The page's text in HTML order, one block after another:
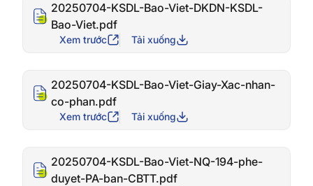
20250704-KSDL-Bao-Viet-DKDN-KSDL-
Bao-Viet.pdf
Xem trước Tải xuống
20250704-KSDL-Bao-Viet-Giay-Xac-nhan-
co-phan.pdf
Xem trước Tải xuống
20250704-KSDL-Bao-Viet-NQ-194-phe-
duyet-PA-ban-CBTT.pdf